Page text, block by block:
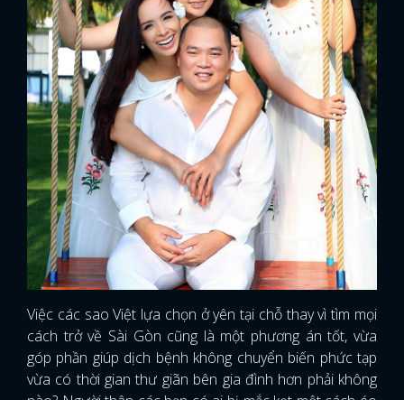
Việc các sao Việt lựa chọn ở yên tại chỗ thay vì tìm mọi
cách trở về Sài Gòn cũng là một phương án tốt, vừa
góp phần giúp dịch bệnh không chuyển biến phức tạp
vừa có thời gian thư giãn bên gia đình hơn phải không